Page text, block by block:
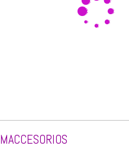
MACCESORIOS